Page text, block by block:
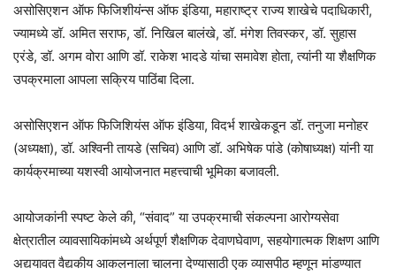
असोसिएशन ऑफ फिजिशीयंन्स ऑफ इंडिया, महाराष्ट्र राज्य शाखेचे पदाधिकारी,
ज्यामध्ये डॉ. अमित सराफ, डॉ. निखिल बालंखे, डॉ. मंगेश तिवस्कर, डॉ. सुहास
एरंडे, डॉ. अगम वोरा आणि डॉ. राकेश भादडे यांचा समावेश होता, त्यांनी या शैक्षणिक
उपक्रमाला आपला सक्रिय पाठिंबा दिला.
असोसिएशन ऑफ फिजिशियंस ऑफ इंडिया, विदर्भ शाखेकडून डॉ. तनुजा मनोहर
(अध्यक्षा), डॉ. अश्विनी तायडे (सचिव) आणि डॉ. अभिषेक पांडे (कोषाध्यक्ष) यांनी या
कार्यक्रमाच्या यशस्वी आयोजनात महत्त्वाची भूमिका बजावली.
आयोजकांनी स्पष्ट केले की, “संवाद” या उपक्रमाची संकल्पना आरोग्यसेवा
क्षेत्रातील व्यावसायिकांमध्ये अर्थपूर्ण शैक्षणिक देवाणघेवाण, सहयोगात्मक शिक्षण आणि
अद्ययावत वैद्यकीय आकलनाला चालना देण्यासाठी एक व्यासपीठ म्हणून मांडण्यात